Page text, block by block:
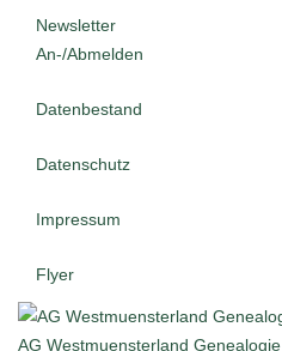
Newsletter
An-/Abmelden
Datenbestand
Datenschutz
Impressum
Flyer
AG Westmuensterland Genealogie